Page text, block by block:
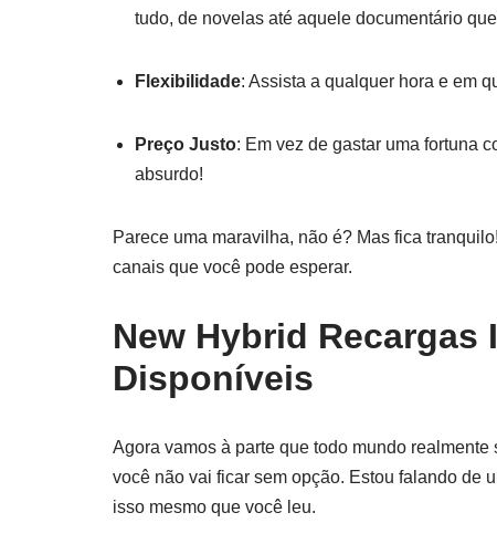
tudo, de novelas até aquele documentário
Flexibilidade: Assista a qualquer hora e em
Preço Justo: Em vez de gastar uma fortuna
absurdo!
Parece uma maravilha, não é? Mas fica
canais que você pode esperar.
New Hybrid Recargas
Disponíveis
Agora vamos à parte que todo mundo realmente
você não vai ficar sem opção. Estou falando de
isso mesmo que você leu.